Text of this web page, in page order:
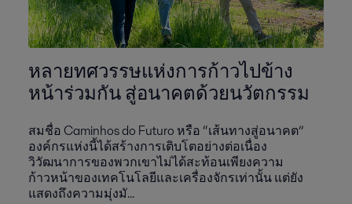
หลายทศวรรษแห่งการก้าวไปข้าง
หน้าร่วมกัน สู่อนาคตด้วยนวัตกรรม
สมชื่อ Caminhos do Futuro หรือ “เส้นทางสู่อนาคต”
องค์กรแห่งนี้ได้สร้างการเติบโตอย่างต่อเนื่อง
วิวัฒนาการของพวกเขาไม่ได้สะท้อนเพียงความ
ก้าวหน้าของเทคโนโลยีและเครื่องจักรเท่านั้น แต่ยัง
แสดงถึงความมุ่งมั...